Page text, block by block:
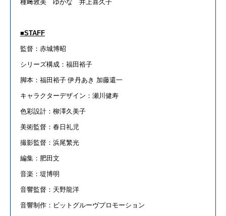
種﨑敦美 ゆかな 井上喜久子
■STAFF
監督：赤城博昭
シリーズ構成：福田裕子
脚本：福田裕子 伊丹あき 加藤還一
キャラクターデザイン：瀬川健寿
色彩設計：柳澤久美子
美術監督：春日礼児
撮影監督：浜尾繁光
編集：肥田文
音楽：堤博明
音響監督：天野龍洋
音響制作：ビットグルーヴプロモーション